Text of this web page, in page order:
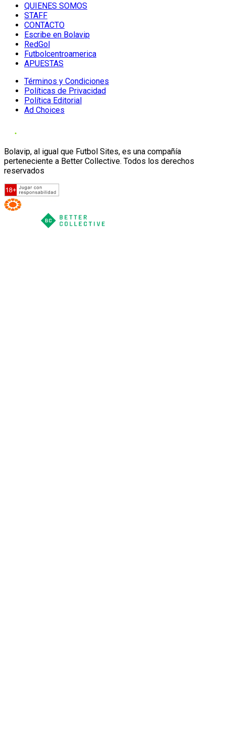
QUIENES SOMOS
STAFF
CONTACTO
Escribe en Bolavip
RedGol
Futbolcentroamerica
APUESTAS
Términos y Condiciones
Políticas de Privacidad
Política Editorial
Ad Choices
Bolavip, al igual que Futbol Sites, es una compañía
perteneciente a Better Collective. Todos los derechos
reservados